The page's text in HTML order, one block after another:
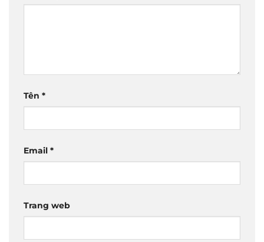
Tên *
Email *
Trang web